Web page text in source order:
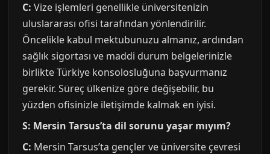
C: Vize işlemleri genellikle üniversitenizin
uluslararası ofisi tarafından yönlendirilir.
Öncelikle kabul mektubunuzu almanız, ardından
sağlık sigortası ve maddi durum belgelerinizle
birlikte Türkiye konsolosluğuna başvurmanız
gerekir. Süreç ülkenize göre değişebilir, bu
yüzden ofisinizle iletişimde kalmak en iyisi.
S: Mersin Tarsus’ta dil sorunu yaşar mıyım?
C: Mersin Tarsus’ta gençler ve üniversite çevresi